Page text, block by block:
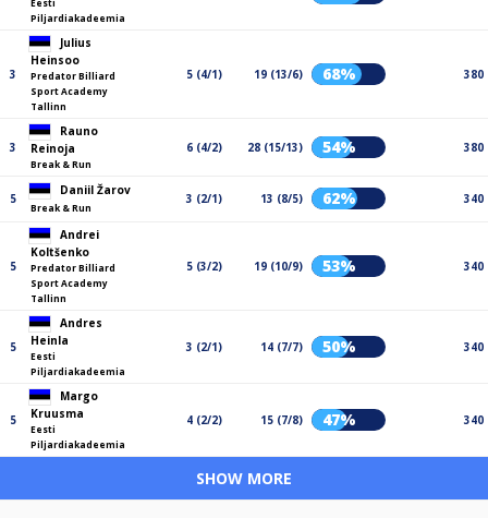
Eesti
Piljardiakadeemia
3
Julius
Heinsoo
Predator Billiard
Sport Academy
Tallinn
5 (4/1) 19 (13/6) 68% 380
3
Rauno
Reinoja
Break & Run
6 (4/2) 28 (15/13) 54% 380
5
Daniil Žarov
Break & Run
3 (2/1) 13 (8/5) 62% 340
5
Andrei
Koltšenko
Predator Billiard
Sport Academy
Tallinn
5 (3/2) 19 (10/9) 53% 340
5
Andres
Heinla
Eesti
Piljardiakadeemia
3 (2/1) 14 (7/7) 50% 340
5
Margo
Kruusma
Eesti
Piljardiakadeemia
4 (2/2) 15 (7/8) 47% 340
SHOW MORE